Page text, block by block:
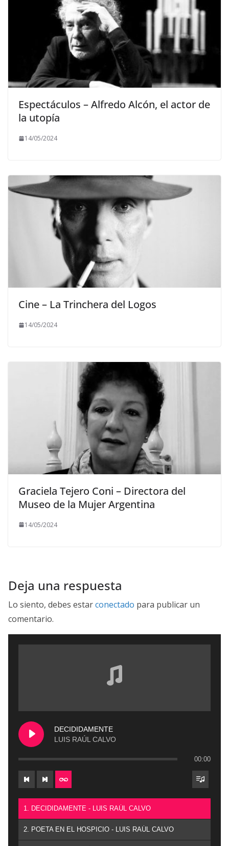
Espectáculos – Alfredo Alcón, el actor de
la utopía
14/05/2024
Cine – La Trinchera del Logos
14/05/2024
Graciela Tejero Coni – Directora del
Museo de la Mujer Argentina
14/05/2024
Deja una respuesta
Lo siento, debes estarconectado para publicar un
comentario.
DECIDIDAMENTE
LUIS RAÚL CALVO
00:00
1. DECIDIDAMENTE - LUIS RAÚL CALVO
2. POETA EN EL HOSPICIO - LUIS RAÚL CALVO